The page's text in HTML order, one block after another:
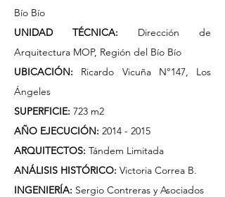
Bío Bío
UNIDAD TÉCNICA: Dirección de
Arquitectura MOP, Región del Bío Bío
UBICACIÓN: Ricardo Vicuña N°147, Los
Ángeles
SUPERFICIE: 723 m2
AÑO EJECUCIÓN: 2014 - 2015
ARQUITECTOS: Tándem Limitada
ANÁLISIS HISTÓRICO: Victoria Correa B.
INGENIERÍA: Sergio Contreras y Asociados